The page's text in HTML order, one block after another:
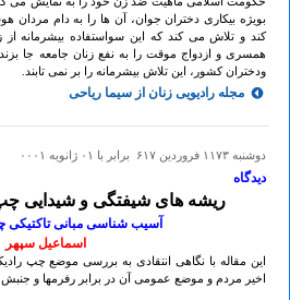
بویژه بیکاری دختران جوان، آن ها را به دام مردان
کند و تلاش می کند که این سواستفاده بیشرمانه از
همسری و ازدواج موقت را به نفع زنان جامعه جا
ودختران کشور، این تلاش بیشرمانه را بر نمی تابند.
مجله رادیویی زنان از سیما ریاحی
دوشنبه ۱۱۷۳ فروردين ۶۱۷ برابر با ۰۱ ژانويه ۰۰۰۱
دیدگاه
ریشه های شیفتگی و شیدایی چپ
آسیب شناسی مبانی تاکتیکی
اسماعیل سپهر
این مقاله با نگاهی انتقادی به بررسی موضع چپ
اخیر مردم و موضع عمومی آن در برابر رفرمها و